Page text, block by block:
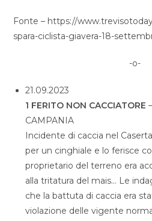
Fonte – https://
spara-ciclista-giavera-18-
-o-
21.09.2023
1 FERITO NON CACCIATORE
CAMPANIA
Incidente di caccia nel
per un cinghiale e lo ferisce
proprietario del terreno era
alla tritatura del mais… Le
che la battuta di caccia era
violazione delle vigente